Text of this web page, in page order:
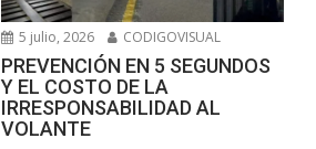
5 julio, 2026 CODIGOVISUAL
PREVENCIÓN EN 5 SEGUNDOS
Y EL COSTO DE LA
IRRESPONSABILIDAD AL
VOLANTE